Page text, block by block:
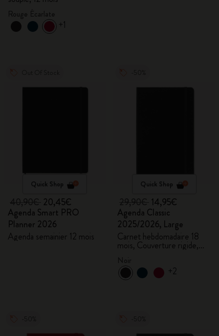
+1
Quick Shop
20,45€
Agenda Smart PRO
Planner 2026
Agenda semainier 12 mois
Quick Shop
14,95€
Agenda Classic
2025/2026, Large
Carnet hebdomadaire 18
mois, Couverture rigide,
+2